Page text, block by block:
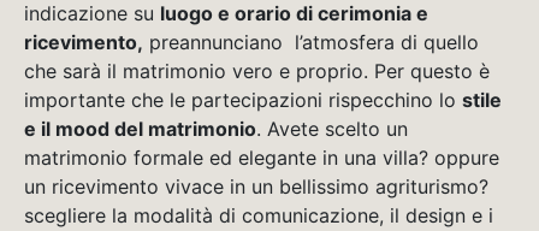
indicazione su luogo e orario di cerimonia e
ricevimento, preannunciano l’atmosfera di quello
che sarà il matrimonio vero e proprio. Per questo è
importante che le partecipazioni rispecchino lo stile
e il mood del matrimonio. Avete scelto un
matrimonio formale ed elegante in una villa? oppure
un ricevimento vivace in un bellissimo agriturismo?
scegliere la modalità di comunicazione, il design e i